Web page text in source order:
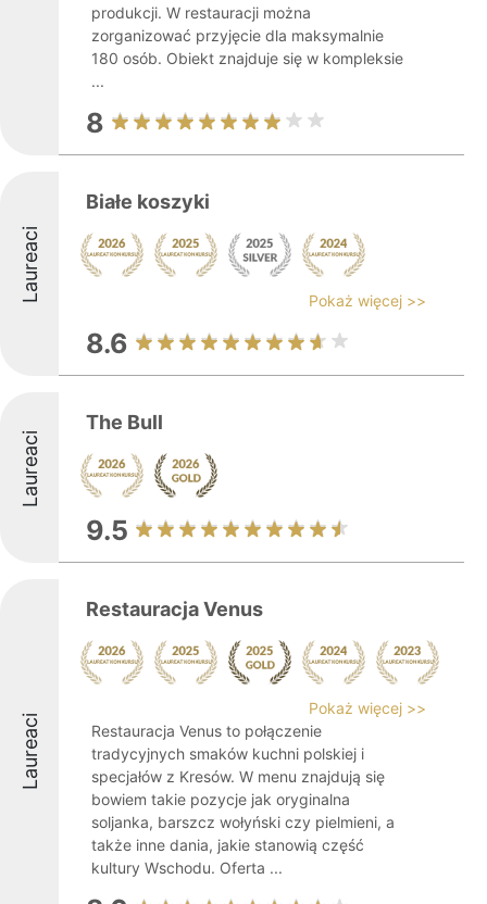
produkcji. W restauracji można
zorganizować przyjęcie dla maksymalnie
180 osób. Obiekt znajduje się w kompleksie
...
8
Laureaci
Białe koszyki
Pokaż więcej >>
8.6
Laureaci
The Bull
9.5
Laureaci
Restauracja Venus
Pokaż więcej >>
Restauracja Venus to połączenie
tradycyjnych smaków kuchni polskiej i
specjałów z Kresów. W menu znajdują się
bowiem takie pozycje jak oryginalna
soljanka, barszcz wołyński czy pielmieni, a
także inne dania, jakie stanowią część
kultury Wschodu. Oferta ...